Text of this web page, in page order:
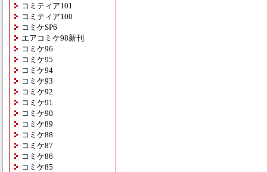
コミティア101
コミティア100
コミケSP6
エアコミケ98新刊
コミケ96
コミケ95
コミケ94
コミケ93
コミケ92
コミケ91
コミケ90
コミケ89
コミケ88
コミケ87
コミケ86
コミケ85